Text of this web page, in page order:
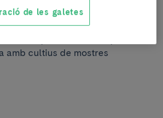
com la intel·ligència
data, la seqüenciació
amb cultius de mostres
de les galetes